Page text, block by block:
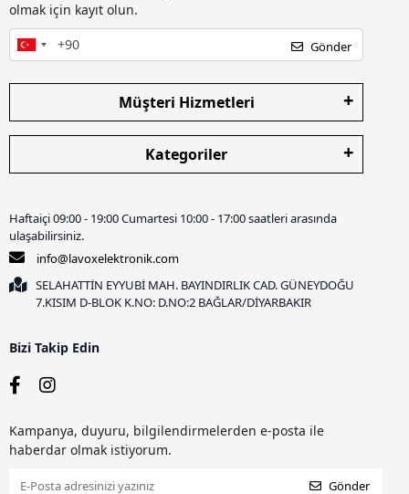
olmak için kayıt olun.
Gönder
Müşteri Hizmetleri
Kategoriler
Haftaiçi 09:00 - 19:00 Cumartesi 10:00 - 17:00 saatleri arasında
ulaşabilirsiniz.
info@lavoxelektronik.com
SELAHATTİN EYYUBİ MAH. BAYINDIRLIK CAD. GÜNEYDOĞU
7.KISIM D-BLOK K.NO: D.NO:2 BAĞLAR/DİYARBAKIR
Bizi Takip Edin
Kampanya, duyuru, bilgilendirmelerden e-posta ile
haberdar olmak istiyorum.
Gönder